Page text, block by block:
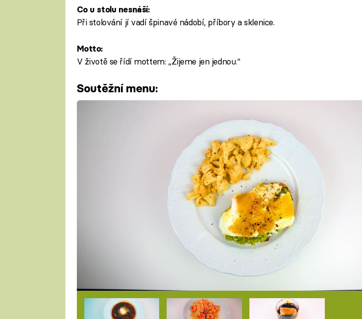
Co u stolu nesnáší:
Při stolování jí vadí špinavé nádobí, příbory a sklenice.
Motto:
V životě se řídí mottem: „Žijeme jen jednou.“
Soutěžní menu: